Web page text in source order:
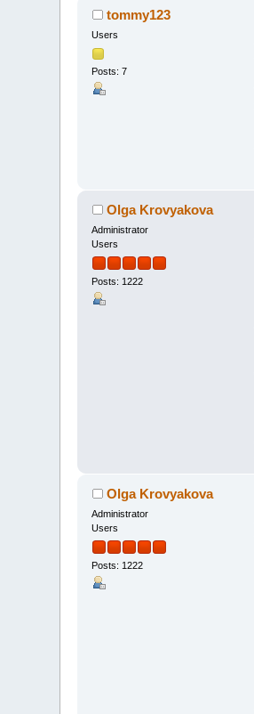
tommy123
Users
Posts: 7
Olga Krovyakova
Administrator
Users
Posts: 1222
Olga Krovyakova
Administrator
Users
Posts: 1222